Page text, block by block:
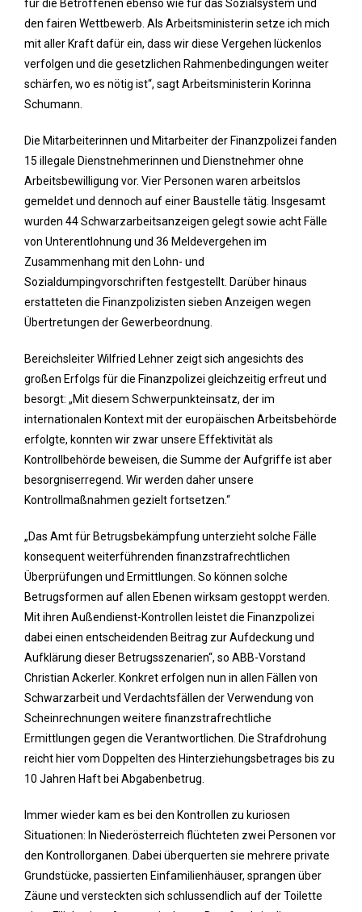
für die Betroffenen ebenso wie für das Sozialsystem und
den fairen Wettbewerb. Als Arbeitsministerin setze ich mich
mit aller Kraft dafür ein, dass wir diese Vergehen lückenlos
verfolgen und die gesetzlichen Rahmenbedingungen weiter
schärfen, wo es nötig ist“, sagt Arbeitsministerin Korinna
Schumann.
Die Mitarbeiterinnen und Mitarbeiter der Finanzpolizei fanden
15 illegale Dienstnehmerinnen und Dienstnehmer ohne
Arbeitsbewilligung vor. Vier Personen waren arbeitslos
gemeldet und dennoch auf einer Baustelle tätig. Insgesamt
wurden 44 Schwarzarbeitsanzeigen gelegt sowie acht Fälle
von Unterentlohnung und 36 Meldevergehen im
Zusammenhang mit den Lohn- und
Sozialdumpingvorschriften festgestellt. Darüber hinaus
erstatteten die Finanzpolizisten sieben Anzeigen wegen
Übertretungen der Gewerbeordnung.
Bereichsleiter Wilfried Lehner zeigt sich angesichts des
großen Erfolgs für die Finanzpolizei gleichzeitig erfreut und
besorgt: „Mit diesem Schwerpunkteinsatz, der im
internationalen Kontext mit der europäischen Arbeitsbehörde
erfolgte, konnten wir zwar unsere Effektivität als
Kontrollbehörde beweisen, die Summe der Aufgriffe ist aber
besorgniserregend. Wir werden daher unsere
Kontrollmaßnahmen gezielt fortsetzen.“
„Das Amt für Betrugsbekämpfung unterzieht solche Fälle
konsequent weiterführenden finanzstrafrechtlichen
Überprüfungen und Ermittlungen. So können solche
Betrugsformen auf allen Ebenen wirksam gestoppt werden.
Mit ihren Außendienst-Kontrollen leistet die Finanzpolizei
dabei einen entscheidenden Beitrag zur Aufdeckung und
Aufklärung dieser Betrugsszenarien“, so ABB-Vorstand
Christian Ackerler. Konkret erfolgen nun in allen Fällen von
Schwarzarbeit und Verdachtsfällen der Verwendung von
Scheinrechnungen weitere finanzstrafrechtliche
Ermittlungen gegen die Verantwortlichen. Die Strafdrohung
reicht hier vom Doppelten des Hinterziehungsbetrages bis zu
10 Jahren Haft bei Abgabenbetrug.
Immer wieder kam es bei den Kontrollen zu kuriosen
Situationen: In Niederösterreich flüchteten zwei Personen vor
den Kontrollorganen. Dabei überquerten sie mehrere private
Grundstücke, passierten Einfamilienhäuser, sprangen über
Zäune und versteckten sich schlussendlich auf der Toilette